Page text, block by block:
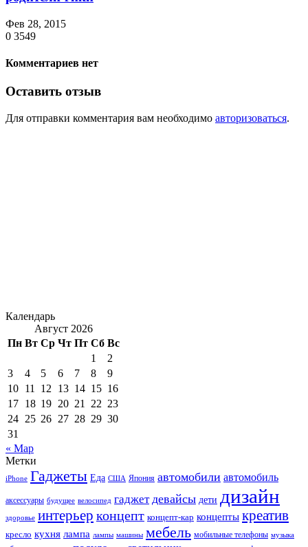
Фев 28, 2015
0 3549
Комментариев нет
Оставить отзыв
Для отправки комментария вам необходимо авторизоваться.
Календарь
Август 2026
Пн Вт Ср Чт Пт Сб Вс
1
2
3
4 5 6 7 8
9
10 11 12 13 14 15 16
17 18 19 20 21 22 23
24 25 26 27 28 29 30
31
« Мар
Метки
iPhone Гаджеты Еда США Япония автомобили автомобиль
аксессуары будущее велосипед гаджет девайсы дети дизайн
здоровье интерьер концепт концепт-кар концепты креатив
кресло кухня лампа лампы машины мебель мобильные телефоны музыка